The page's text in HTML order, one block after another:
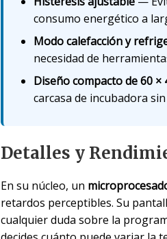
consumo energético a
Modo calefacción y
necesidad de
Diseño compacto de 60 ×
carcasa de incubadora
Detalles y
En su núcleo, un
retardos perceptibles. Su
cualquier duda sobre la